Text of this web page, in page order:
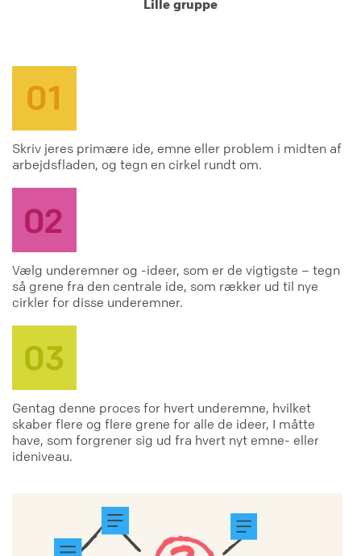
Lille gruppe
Skriv jeres primære ide, emne eller problem i midten af
arbejdsfladen, og tegn en cirkel rundt om.
Vælg underemner og -ideer, som er de vigtigste – tegn
så grene fra den centrale ide, som rækker ud til nye
cirkler for disse underemner.
Gentag denne proces for hvert underemne, hvilket
skaber flere og flere grene for alle de ideer, I måtte
have, som forgrener sig ud fra hvert nyt emne- eller
ideniveau.